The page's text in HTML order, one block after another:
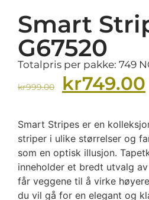
Smart
G67520
Totalpris per pakke: 749
kr999.00 kr749.00
Smart Stripes er en
striper i ulike størrelser og
som en optisk illusjon.
inneholder et bredt utvalg
får veggene til å virke
du vil gå for en elegant og